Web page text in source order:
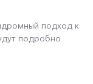
подход к
подробно